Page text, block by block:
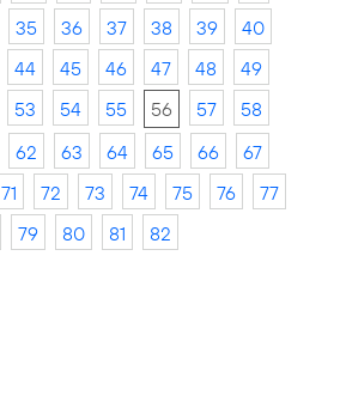
35 36 37 38 39
40
44 45 46 47 48
49
53 54 55 56 57
58
62 63 64 65 66
67
71 72 73 74 75 76
77
79 80 81 82